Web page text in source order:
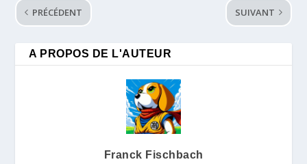
PRÉCÉDENT SUIVANT
A PROPOS DE L'AUTEUR
Franck Fischbach